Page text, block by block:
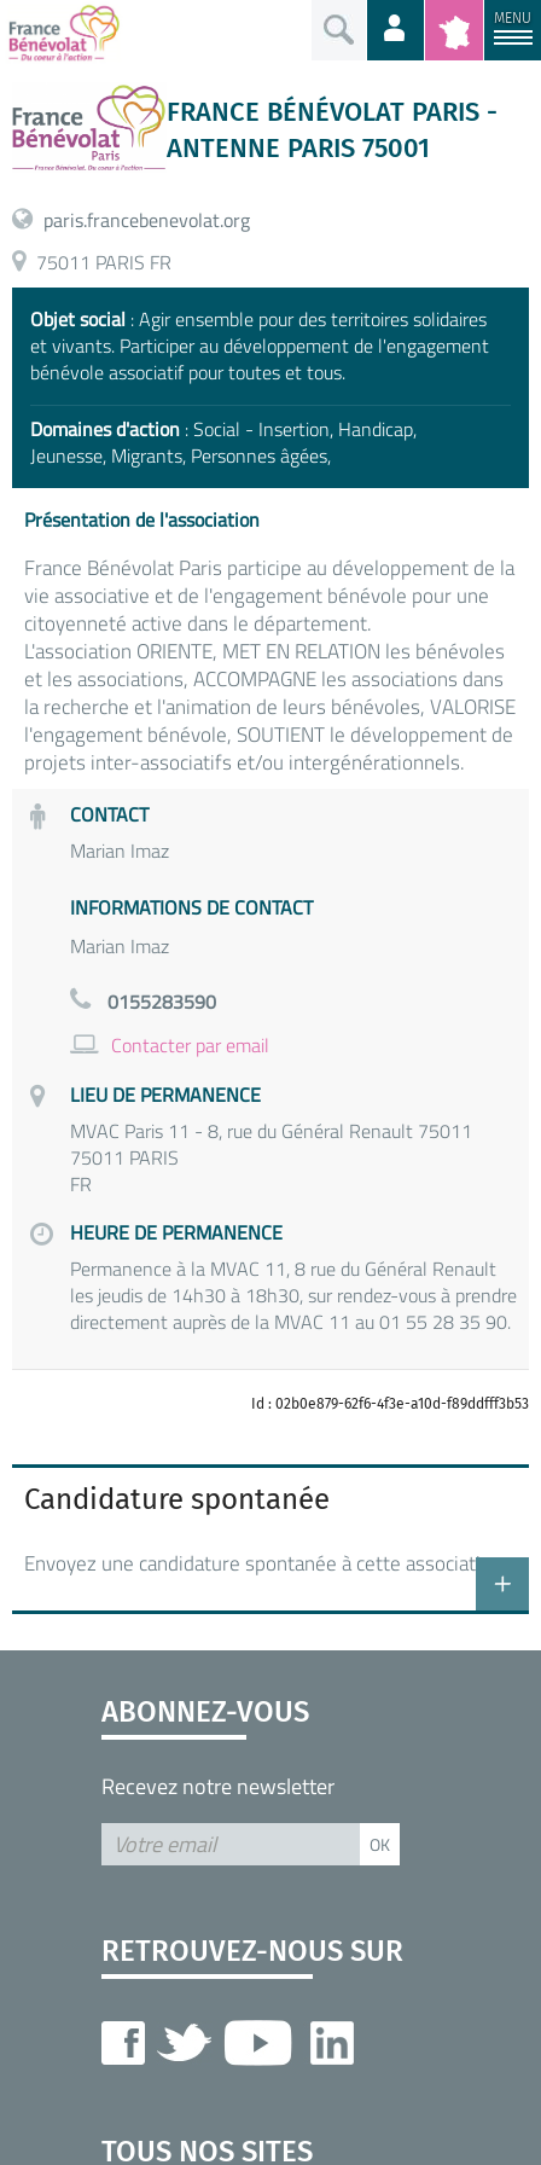
MENU
FRANCE BÉNÉVOLAT PARIS -
ANTENNE PARIS 75001
paris.francebenevolat.org
75011 PARIS FR
Objet social : Agir ensemble pour des territoires solidaires
et vivants. Participer au développement de l'engagement
bénévole associatif pour toutes et tous.
Domaines d'action : Social - Insertion, Handicap,
Jeunesse, Migrants, Personnes âgées,
Présentation de l'association
France Bénévolat Paris participe au développement de la
vie associative et de l'engagement bénévole pour une
citoyenneté active dans le département.
L'association ORIENTE, MET EN RELATION les bénévoles
et les associations, ACCOMPAGNE les associations dans
la recherche et l'animation de leurs bénévoles, VALORISE
l'engagement bénévole, SOUTIENT le développement de
projets inter-associatifs et/ou intergénérationnels.
CONTACT
Marian Imaz
INFORMATIONS DE CONTACT
Marian Imaz
0155283590
Contacter par email
LIEU DE PERMANENCE
MVAC Paris 11 - 8, rue du Général Renault 75011
75011 PARIS
FR
HEURE DE PERMANENCE
Permanence à la MVAC 11, 8 rue du Général Renault
les jeudis de 14h30 à 18h30, sur rendez-vous à prendre
directement auprès de la MVAC 11 au 01 55 28 35 90.
Id : 02b0e879-62f6-4f3e-a10d-f89ddfff3b53
Candidature spontanée
Envoyez une candidature spontanée à cette association
ABONNEZ-VOUS
Recevez notre newsletter
RETROUVEZ-NOUS SUR
TOUS NOS SITES